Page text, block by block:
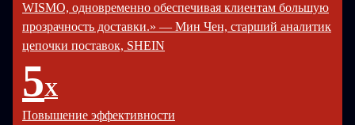
WISMO, одновременно обеспечивая клиентам большую
прозрачность доставки.» — Мин Чен, старший аналитик
цепочки поставок, SHEIN
5X
Повышение эффективности